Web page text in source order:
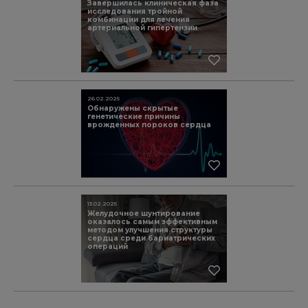
Завершилась клиническая фаза
исследования тройной
комбинации для лечения
артериальной гипертензии
Обнаружены скрытые
генетические причины
врожденных пороков сердца
26.02.2025
Желудочное шунтирование
оказалось самым эффективным
методом улучшения структуры
сердца среди бариатрических
операций
13.02.2025